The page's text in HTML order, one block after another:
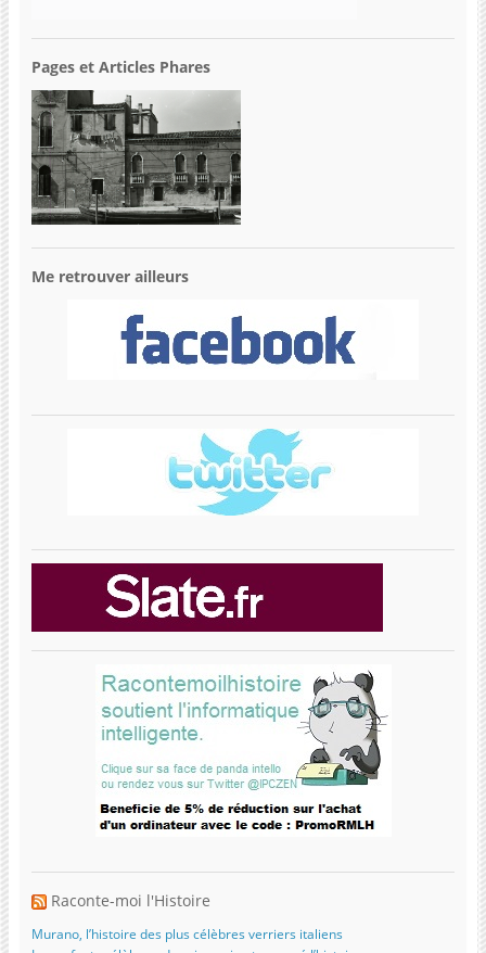
Pages et Articles Phares
Me retrouver ailleurs
Raconte-moi l'Histoire
Murano, l’histoire des plus célèbres verriers italiens